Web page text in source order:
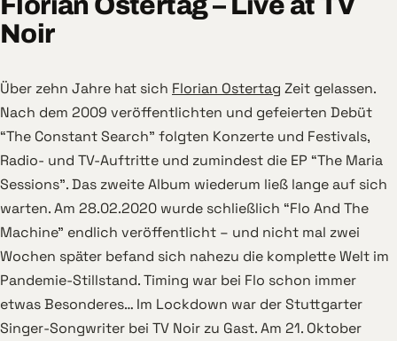
Noir
Über zehn Jahre hat sich Florian Ostertag Zeit gelassen.
Nach dem 2009 veröffentlichten und gefeierten Debüt
“The Constant Search” folgten Konzerte und Festivals,
Radio- und TV-Auftritte und zumindest die EP “The Maria
Sessions”. Das zweite Album wiederum ließ lange auf sich
warten. Am 28.02.2020 wurde schließlich “Flo And The
Machine” endlich veröffentlicht – und nicht mal zwei
Wochen später befand sich nahezu die komplette Welt im
Pandemie-Stillstand. Timing war bei Flo schon immer
etwas Besonderes… Im Lockdown war der Stuttgarter
Singer-Songwriter bei TV Noir zu Gast. Am 21. Oktober